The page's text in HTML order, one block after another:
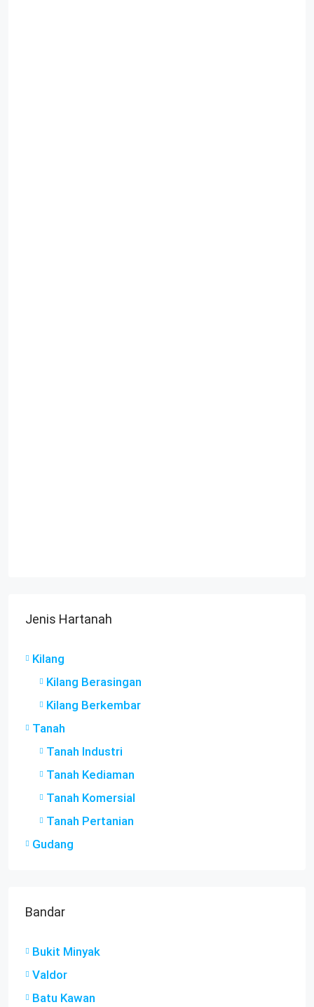
Jenis Hartanah
Kilang
Kilang Berasingan
Kilang Berkembar
Tanah
Tanah Industri
Tanah Kediaman
Tanah Komersial
Tanah Pertanian
Gudang
Bandar
Bukit Minyak
Valdor
Batu Kawan